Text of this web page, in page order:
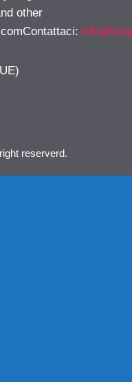
other
:
reserverd.